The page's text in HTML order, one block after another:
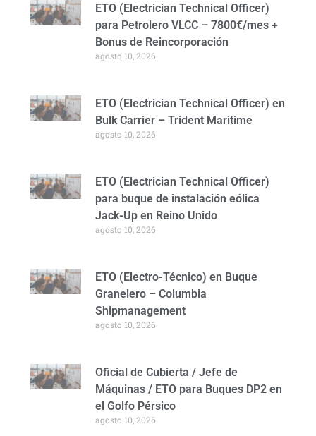
ETO (Electrician Technical Officer)
para Petrolero VLCC – 7800€/mes +
Bonus de Reincorporación
agosto 10, 2026
ETO (Electrician Technical Officer) en
Bulk Carrier – Trident Maritime
agosto 10, 2026
ETO (Electrician Technical Officer)
para buque de instalación eólica
Jack-Up en Reino Unido
agosto 10, 2026
ETO (Electro-Técnico) en Buque
Granelero – Columbia
Shipmanagement
agosto 10, 2026
Oficial de Cubierta / Jefe de
Máquinas / ETO para Buques DP2 en
el Golfo Pérsico
agosto 10, 2026